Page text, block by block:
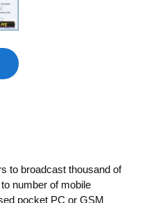
to broadcast thousand of
number of mobile
pocket PC or GSM